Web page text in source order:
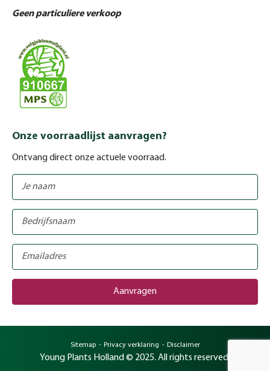
Geen particuliere verkoop
Onze voorraadlijst aanvragen?
Ontvang direct onze actuele voorraad.
Young Plants Holland © 2025. All rights reserved.
Sitemap Privacy verklaring Disclaimer